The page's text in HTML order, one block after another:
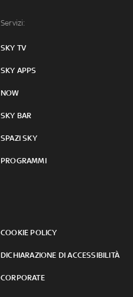
Servizi:
SKY TV
SKY APPS
NOW
SKY BAR
SPAZI SKY
PROGRAMMI
COOKIE POLICY
DICHIARAZIONE DI ACCESSIBILITÀ
CORPORATE